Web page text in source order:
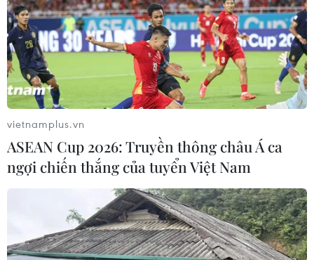
vietnamplus.vn
ASEAN Cup 2026: Truyền thông châu Á ca
ngợi chiến thắng của tuyển Việt Nam